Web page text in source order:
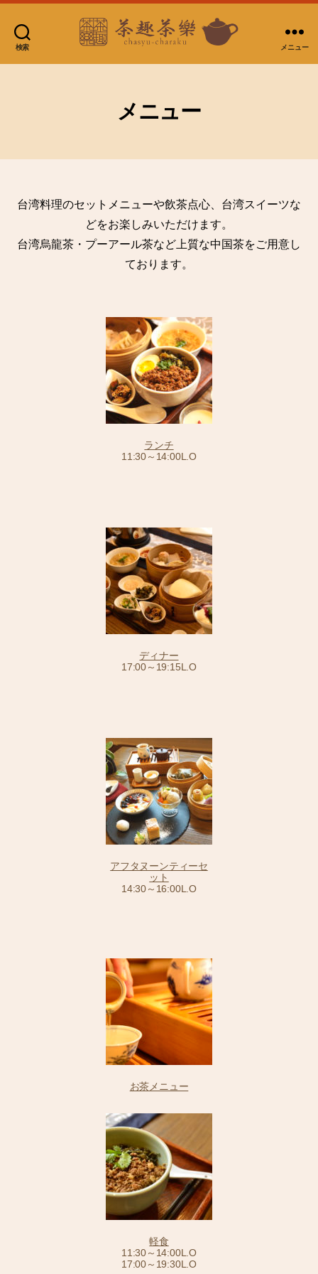
検索
茶
メニュー
メニュー
台湾料理のセットメニューや飲茶点心、台湾スイーツな
どをお楽しみいただけます。
台湾烏龍茶・プーアール茶など上質な中国茶をご用意し
ております。
ランチ
11:30～14:00L.O
ディナー
17:00～19:15L.O
アフタヌーンティーセ
ット
14:30～16:00L.O
お茶メニュー
軽食
11:30～14:00L.O
17:00～19:30L.O